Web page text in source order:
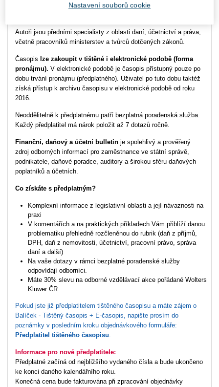
Renomovaný čtvrtletník přinášející odborný výklad
Autoři jsou předními specialisty z oblasti daní, účetnictví a práva,
včetně pracovníků ministerstev a tvůrců dotčených zákonů.
Časopis lze zakoupit v tištěné i elektronické podobě (forma
pronájmu). V elektronické podobě je časopis přístupný pouze po
dobu trvání pronájmu (předplatného). Uživatel po tuto dobu taktéž
získá přístup k archivu časopisu v elektronické podobě od roku
2016.
Neoddělitelně k předplatnému patří bezplatná poradenská služba.
Každý předplatitel má nárok položit až 7 dotazů ročně.
Finanční, daňový a účetní bulletin je spolehlivý a prověřený
zdroj odborných informací pro zaměstnance ve státní správě,
podnikatele, daňové poradce, auditory a širokou sféru daňových
poplatníků a účetních.
Co získáte s předplatným?
Komplexní informace z legislativní oblasti a její návaznosti na
praxi
V komentářích a na praktických příkladech Vám přiblíží danou
problematiku přehledně rozčleněnou do rubrik (daň z příjmů,
DPH, daň z nemovitosti, účetnictví, pracovní právo, správa
daní a další)
Na vaše dotazy v rámci bezplatné poradenské služby
odpovídají odborníci.
Máte 30% slevu na odborné vzdělávací akce pořádané Wolters
Kluwer ČR.
Pokud jste již předplatitelem tištěného časopisu a máte zájem o
Balíček - Tištěný časopis + E-časopis, napište prosím do
poznámky v posledním kroku objednávkového formuláře:
Předplatitel tištěného časopisu.
Informace pro nové předplatitele:
Předplatné začíná od nejbližšího vydaného čísla a bude ukončeno
ke konci daného kalendářního roku.
Konečná cena bude fakturována při zpracování objednávky
Nastavení souborů cookie